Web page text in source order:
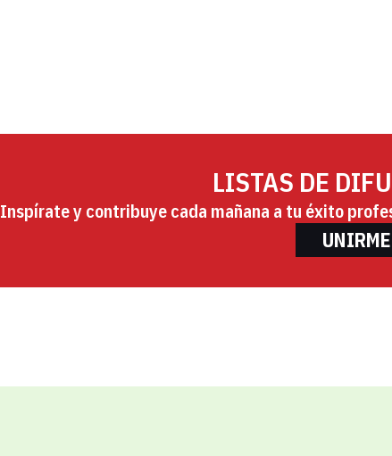
LISTAS DE
Inspírate y contribuye cada mañana a tu éxito
UNIRME